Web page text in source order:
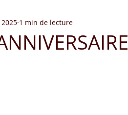
1 min de lecture